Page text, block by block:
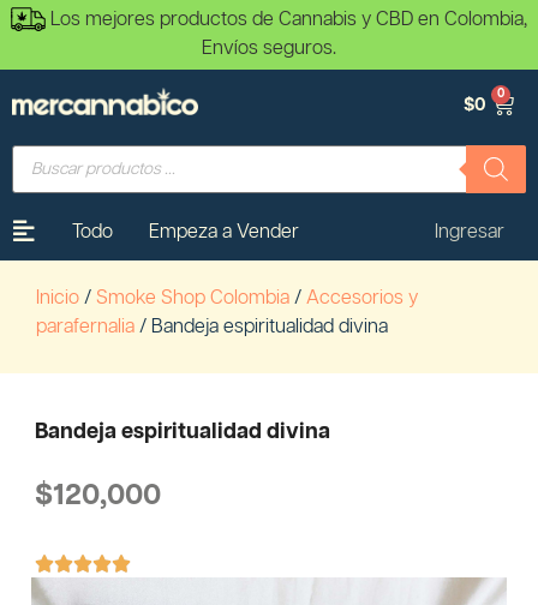
Los mejores productos de Cannabis y CBD en Colombia,
Envíos seguros.
$0
0
Todo Empeza a Vender Ingresar
Inicio / Smoke Shop Colombia / Accesorios y
parafernalia / Bandeja espiritualidad divina
Bandeja espiritualidad divina
$120,000
